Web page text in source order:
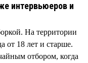
интервьюеров и
На территории
от 18 лет и старше.
отбором, когда